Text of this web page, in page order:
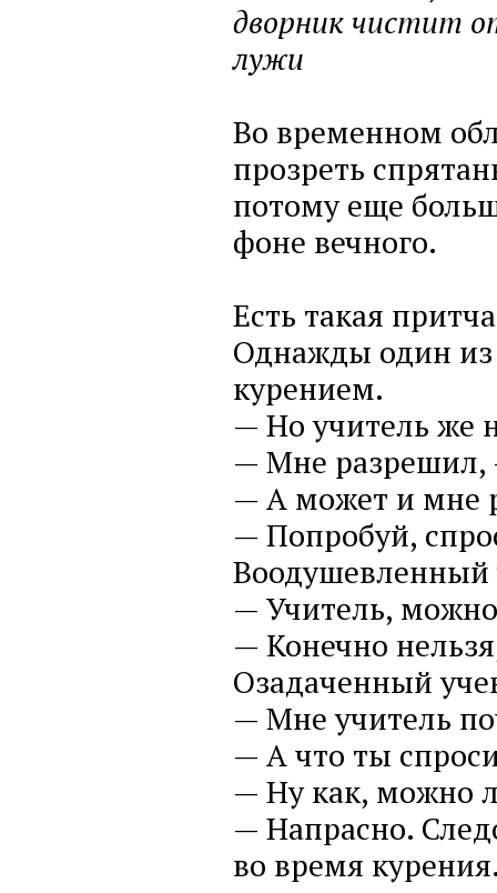
дворник чистит
лужи
Во временном
прозреть
потому еще
фоне вечного.
Есть такая
Однажды один из
курением.
— Но учитель же
— Мне разрешил,
— А может и мне
— Попробуй,
Воодушевленный
— Учитель,
— Конечно
Озадаченный
— Мне учитель
— А что ты
— Ну как, можно
— Напрасно.
во время